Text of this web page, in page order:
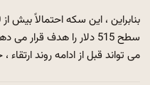
سطح 515 دلار را هدف
می تواند قبل از ادامه روند ارتقاء ، حمایت را به